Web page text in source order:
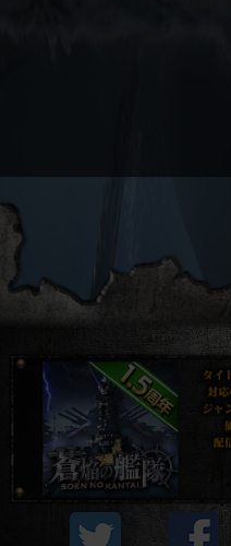
プライバシーポリシー
他社モジュール等について
資金決済法に基づく表示